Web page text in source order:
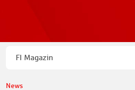
FI Magazin
News